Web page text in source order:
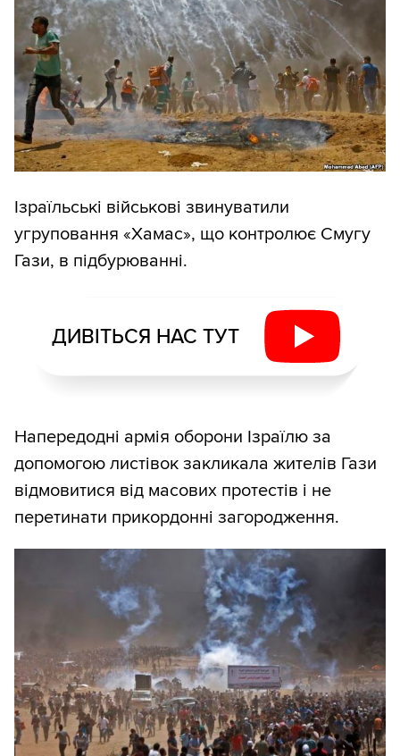
Ізраїльські військові звинуватили
угруповання «Хамас», що контролює Смугу
Гази, в підбурюванні.
ДИВІТЬСЯ НАС ТУТ
Напередодні армія оборони Ізраїлю за
допомогою листівок закликала жителів Гази
відмовитися від масових протестів і не
перетинати прикордонні загородження.